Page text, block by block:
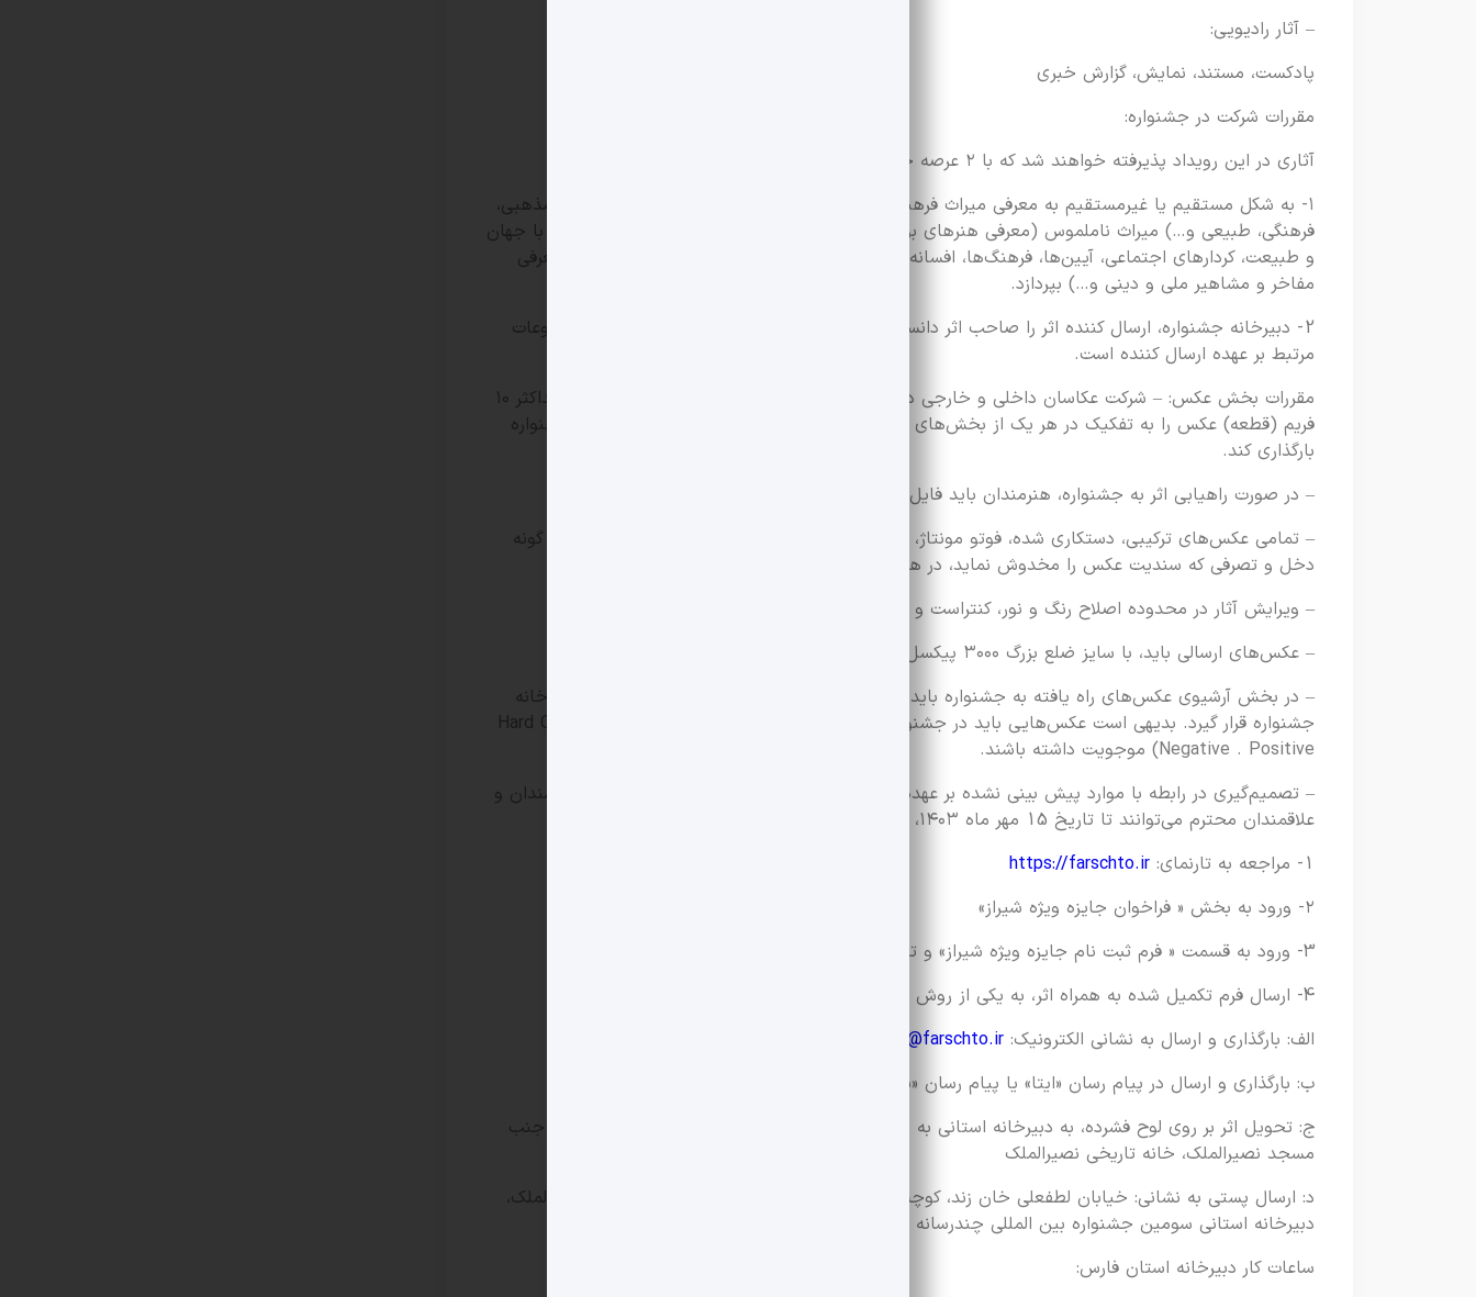
– آثار رادیویی:
پادکست، مستند، نمایش، گزارش خبری
مقررات شرکت در جشنواره:
آثاری در این رویداد پذیرفته خواهند شد که با ۲ عرصه حرفه‌ای زیر هم خوانی داشته باشند:
۱- به شکل مستقیم یا غیرمستقیم به معرفی میراث فرهنگی استان فارس شامل: میراث ملموس (تاریخی، مذهبی،
فرهنگی، طبیعی و…) میراث ناملموس (معرفی هنرهای بومی، سنتی و صنایع دستی، دانش‌ و مهارت مرتبط با جهان
و طبیعت، کردارهای اجتماعی، آیین‌ها، فرهنگ‌ها، افسانه‌های مردمی یا قومی و محلی، هنرهای نمایشی، معرفی
مفاخر و مشاهیر ملی و دینی و…) بپردازد.
2- دبیرخانه جشنواره، ارسال کننده اثر را صاحب اثر دانسته و تمامی مسئولیت حق کپی رایت و سایر موضوعات
مرتبط بر عهده ارسال کننده است.
مقررات بخش عکس: – شرکت عکاسان داخلی و خارجی در این جشنواره آزاد است. – هر عکاس می‌تواند حداکثر ۱۰
فریم (قطعه) عکس را به تفکیک در هر یک از بخش‌های دوگانه معماری-قوم نگاری و آرشیوی در سایت جشنواره
بارگذاری کند.
– در صورت راهیابی اثر به جشنواره، هنرمندان باید فایل اصلی را به دبیرخانه جشنواره ارسال نمایند.
– تمامی عکس‌های ترکیبی، دستکاری شده، فوتو مونتاژ، کلاژ، دارای پاسپارتو، امضای عکاس، لوگو و… یا هر گونه
دخل و تصرفی که سندیت عکس را مخدوش نماید، در هر مرحله‌ای از رقابت حذف خواهند شد.
– ویرایش آثار در محدوده اصلاح رنگ و نور، کنتراست و شارپنس (وضوح) بلامانع است.
– عکس‌های ارسالی باید، با سایز ضلع بزرگ ۳۰۰۰ پیکسل و حداکثر حجم ۲ مگابایت ارسال شود.
– در بخش آرشیوی عکس‌های راه یافته به جشنواره باید در موعد مقرر جهت اسکن و انتشار در اختیار دبیرخانه
جشنواره قرار گیرد. بدیهی است عکس‌هایی باید در جشنواره شرکت داده شوند که به صورت فیزیکی (Hard Copy .
Negative . Positive) موجویت داشته باشند.
– تصمیم‌گیری در رابطه با موارد پیش بینی نشده بر عهده دبیر جشنواره خواهد بود.شیوه ارسال آثار: ‎ هنرمندان و
علاقمندان محترم می‌توانند تا تاریخ 15 مهر ماه ۱۴۰۳، طبق مراحل زیر نسبت به ارسال آثار اقدام نمایند:
1- مراجعه به تارنمای:
https://farschto.ir
۲- ورود به بخش « فراخوان جایزه ویژه شیراز»
3- ورود به قسمت « فرم ثبت نام جایزه ویژه شیراز» و تکمیل فرم ثبت نام
4- ارسال فرم تکمیل شده به همراه اثر، به یکی از روش های ذیل:
الف: بارگذاری و ارسال به نشانی الکترونیک: shirazfestival@farschto.ir
ب: بارگذاری و ارسال در پیام رسان «ایتا» یا پیام رسان «بله» با شماره: 09026362925
ج: تحویل اثر بر روی لوح فشرده، به دبیرخانه استانی به نشانی: شیراز، خیابان لطفعلی خان زند، کوچه 37، جنب
مسجد نصیرالملک، خانه تاریخی نصیرالملک
د: ارسال پستی به نشانی: خیابان لطفعلی خان زند، کوچه 37، جنب مسجد نصیرالملک، خانه تاریخی نصیرالملک،
دبیرخانه استانی سومین جشنواره بین المللی چندرسانه ای میراث فرهنگی
ساعات کار دبیرخانه استان فارس: